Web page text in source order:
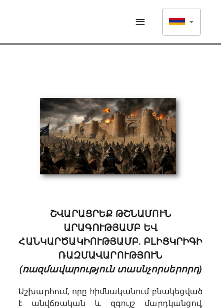
ՇՎԱՐԱՑՐԵՔ ԹՇՆԱՄՈՒՆ
ԱՐԱԳՈՒԹՅԱՄԲ ԵՎ
ՀԱՆԿԱՐԾԱԿԻՈՒԹՅԱՄԲ. ԲԼԻՑԿՐԻԳԻ
ՌԱԶՄԱՎԱՐՈՒԹՅՈՒՆ
(ռազմավարություն տասնչորսերորդ)
Աշխարհում, որը հիմնականում բնակեցված
է անվճռական և զգույշ մարդկանցով,